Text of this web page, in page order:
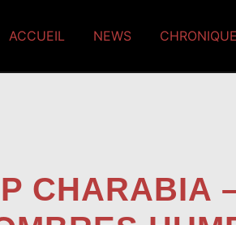
ACCUEIL NEWS
CHARABIA